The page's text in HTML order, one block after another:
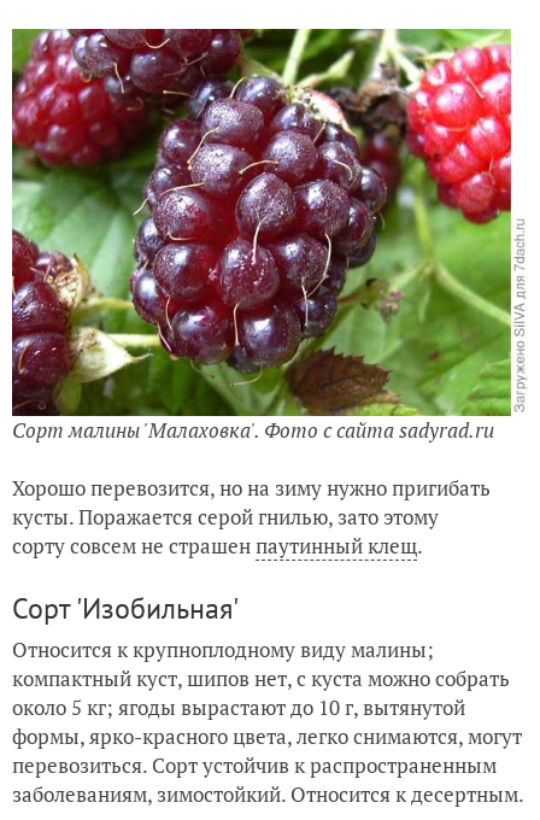
Сорт малины 'Малаховка'. Фото с сайта sadyrad.ru
Хорошо перевозится, но на зиму нужно пригибать
кусты. Поражается серой гнилью, зато этому
сорту совсем не страшенпаутинный клещ.
Сорт 'Изобильная'
Относится к крупноплодному виду малины;
компактный куст, шипов нет, с куста можно собрать
около 5 кг; ягоды вырастают до 10 г, вытянутой
формы, ярко-красного цвета, легко снимаются, могут
перевозиться. Сорт устойчив к распространенным
заболеваниям, зимостойкий. Относится к десертным.